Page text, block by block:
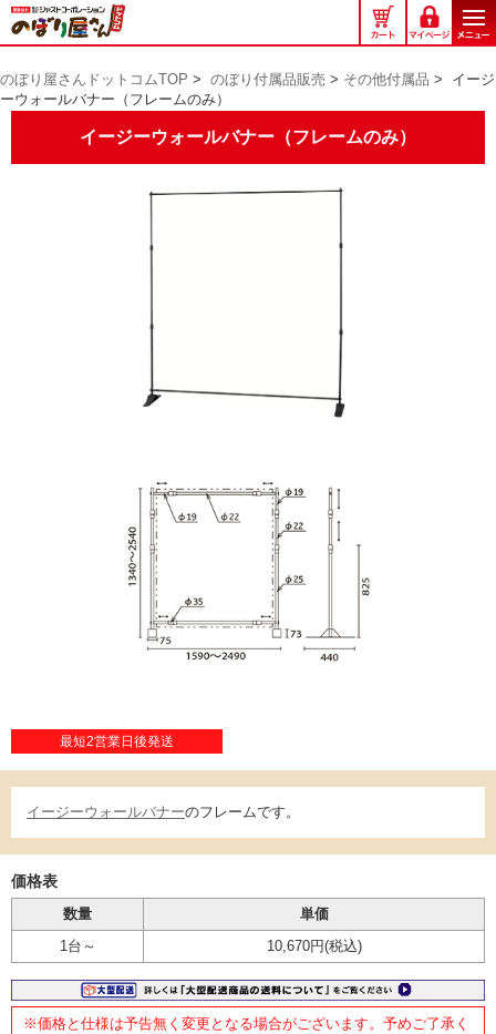
の
ぼ
屋
さ
のぼり屋さんドットコムTOP > のぼり付属品販売 > その他付属品 > イージ
ーウォールバナー（フレームのみ）
イージーウォールバナー（フレームのみ）
最短2営業日後発送
イージーウォールバナーのフレームです。
価格表
数量
単価
1台～
10,670円(税込)
※価格と仕様は予告無く変更となる場合がございます。予めご了承く